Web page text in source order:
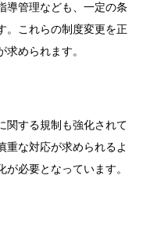
導管理なども、一定の条
。これらの制度変更を正
められます。
関する規制も強化されて
重な対応が求められるよ
必要となっています。